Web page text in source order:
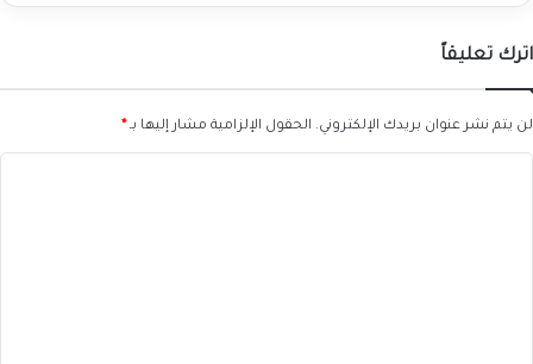
اترك تعليقاً
لن يتم نشر عنوان بريدك الإلكتروني. الحقول الإلزامية مشار إليها بـ*